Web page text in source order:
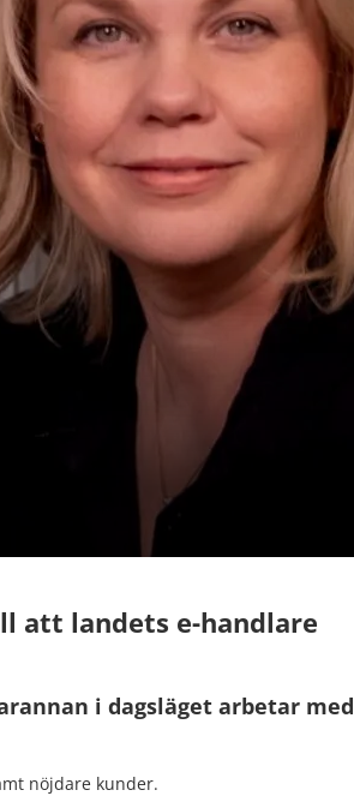
att landets e-handlare
i dagsläget arbetar med
nöjdare kunder.